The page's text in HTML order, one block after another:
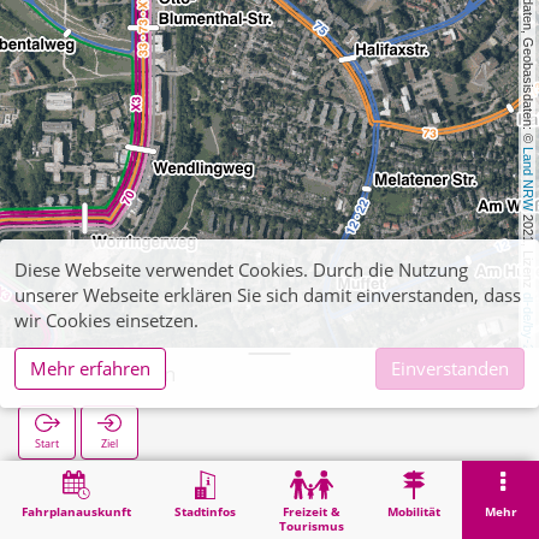
, Kartendaten, Geobasisdaten: ©
Land NRW
2021, Lizenz
dl-de/by-2-0
Fahrplanauskunft Stadtinfos
Freizeit &
Tourismus
Mobilität Mehr
Auf der Hörn
Start Ziel
Suche
Diese Webseite verwendet Cookies. Durch die Nutzung
unserer Webseite erklären Sie sich damit einverstanden, dass
wir Cookies einsetzen.
Mehr erfahren
Einverstanden